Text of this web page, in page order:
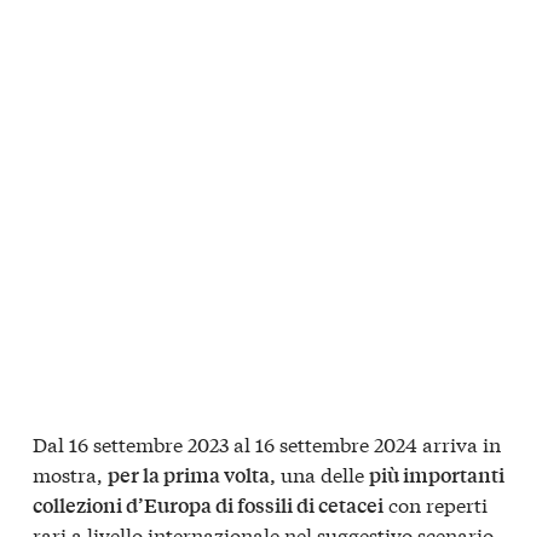
Dal 16 settembre 2023 al 16 settembre 2024 arriva in
mostra, per la prima volta, una dellepiù importanti
collezioni d’Europa di fossili di cetaceicon reperti